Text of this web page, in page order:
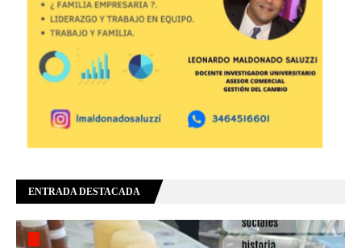
ENTRADA DESTACADA